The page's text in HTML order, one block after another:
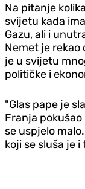
Na pitanje
svijetu kada
Gazu, ali i
Nemet je rekao
je u svijetu
političke i
"Glas pape je
Franja pokušao
se uspjelo
koji se sluša je i